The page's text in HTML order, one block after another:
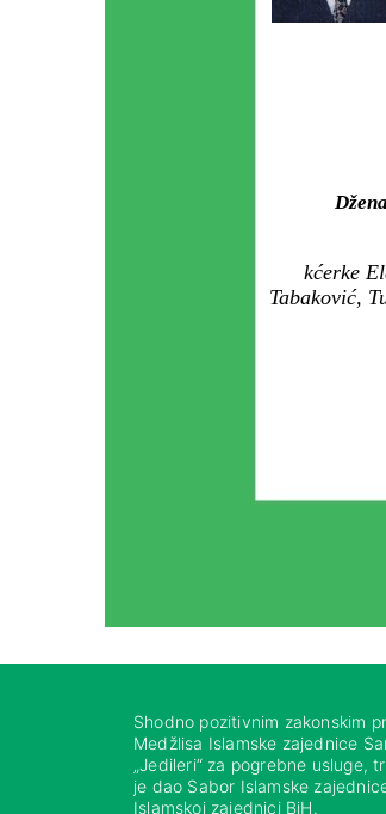
kćerke
Tabaković,
Shodno pozitivnim zakonskim
Medžlisa Islamske zajednice
„Jedileri“ za pogrebne usluge,
je dao Sabor Islamske
Islamskoj zajednici BiH.